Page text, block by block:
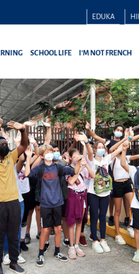
EDUKA
SCHOOL LIFE I’M NOT FRENCH